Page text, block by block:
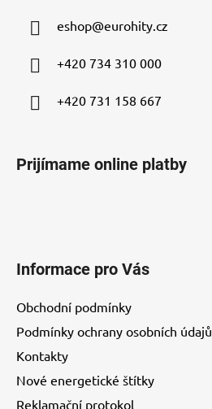
eshop@eurohity.cz
+420 734 310 000
+420 731 158 667
Prijímame online platby
Informace pro Vás
Obchodní podmínky
Podmínky ochrany osobních údajů
Kontakty
Nové energetické štítky
Reklamační protokol